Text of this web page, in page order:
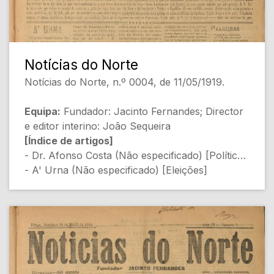
- Dr. Domingos Pereira (Não indicado)
[Noticiário Local]
[Conteúdo Gerado por Inteligência Artificial,
pode conter erros]
Notícias do Norte
Notícias do Norte, n.º 0004, de 11/05/1919.
Equipa: Fundador: Jacinto Fernandes; Director
e editor interino: João Sequeira
[Índice de artigos]
- Dr. Afonso Costa (Não especificado) [Política]
- A' Urna (Não especificado) [Eleições]
- Haja Ordem (Asmodeu) [Política]
- Presidente da Republica (Não especificado)
[Sociedade]